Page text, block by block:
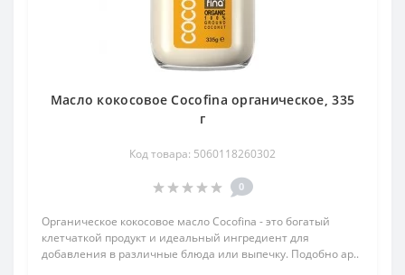
Масло кокосовое Cocofina органическое, 335
г
Код товара: 5060118260302
0
Органическое кокосовое масло Cocofina - это богатый
клетчаткой продукт и идеальный ингредиент для
добавления в различные блюда или выпечку. Подобно ар..